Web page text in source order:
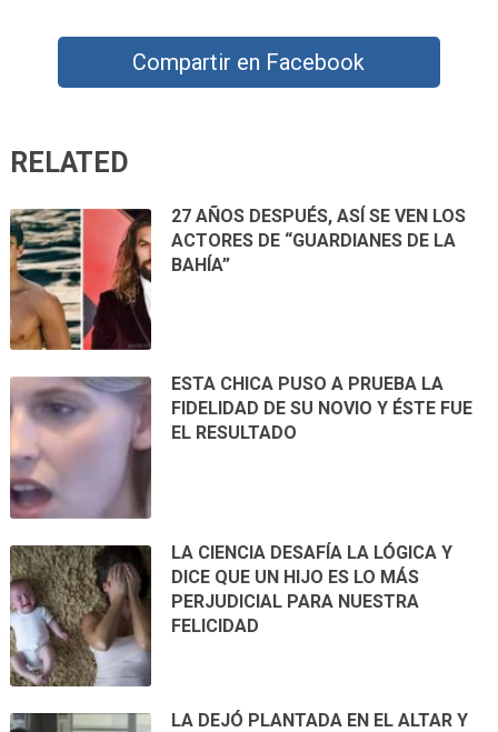
Compartir en Facebook
RELATED
27 AÑOS DESPUÉS, ASÍ SE VEN LOS
ACTORES DE “GUARDIANES DE LA
BAHÍA”
ESTA CHICA PUSO A PRUEBA LA
FIDELIDAD DE SU NOVIO Y ÉSTE FUE
EL RESULTADO
LA CIENCIA DESAFÍA LA LÓGICA Y
DICE QUE UN HIJO ES LO MÁS
PERJUDICIAL PARA NUESTRA
FELICIDAD
LA DEJÓ PLANTADA EN EL ALTAR Y